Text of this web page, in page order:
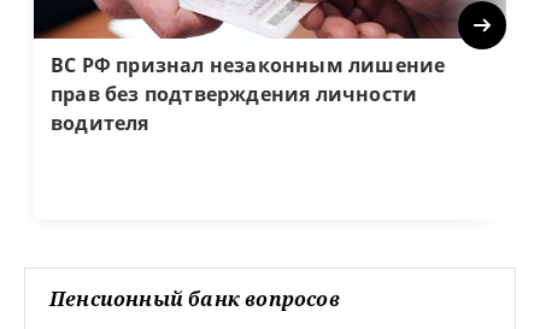
ВС РФ признал незаконным лишение
прав без подтверждения личности
водителя
Next
Пенсионный банк вопросов